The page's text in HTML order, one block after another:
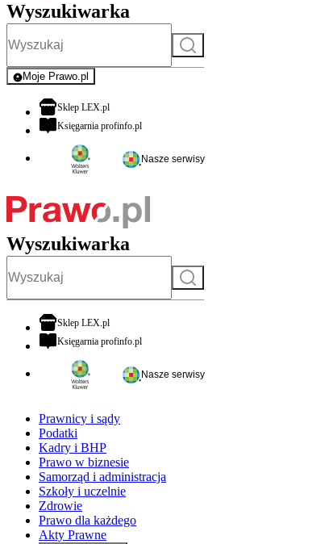
Wyszukiwarka
Szukaj
Moje Prawo.pl
- rejestracja i logowanie do serwisu
Sklep LEX.plotwiera się w nowej karcie
Księgarnia profinfo.plotwiera się w nowej karcie
Nasze serwisy
Wyszukiwarka
Szukaj
Sklep LEX.plotwiera się w nowej karcie
Księgarnia profinfo.plotwiera się w nowej karcie
Nasze serwisy
Prawnicy i sądy
Podatki
Kadry i BHP
Prawo w biznesie
Samorząd i administracja
Szkoły i uczelnie
Zdrowie
Prawo dla każdego
Akty Prawne